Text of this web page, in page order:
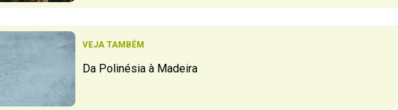
VEJA TAMBÉM
Da Polinésia à Madeira